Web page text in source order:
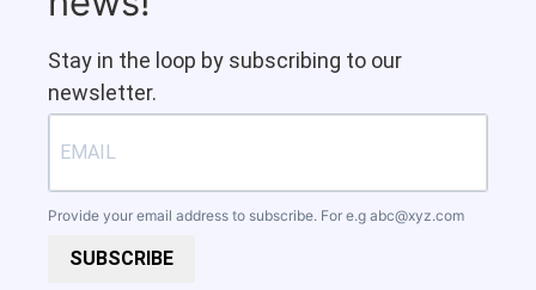
Stay in the loop by subscribing to our
newsletter.
Provide your email address to subscribe. For e.g abc@xyz.com
SUBSCRIBE